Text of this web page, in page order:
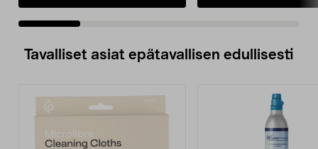
Tavalliset asiat epätavallisen edullisesti